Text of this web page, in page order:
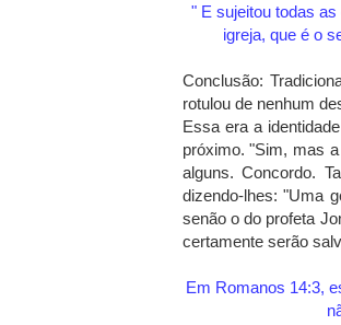
" E sujeitou todas
igreja, que é o
Conclusão:
rotulou de nenhum
Essa era a
próximo. "Sim, mas
alguns. Concordo.
dizendo-lhes: "Uma
senão o do profeta
certamente serão
Em Romanos 14:3,